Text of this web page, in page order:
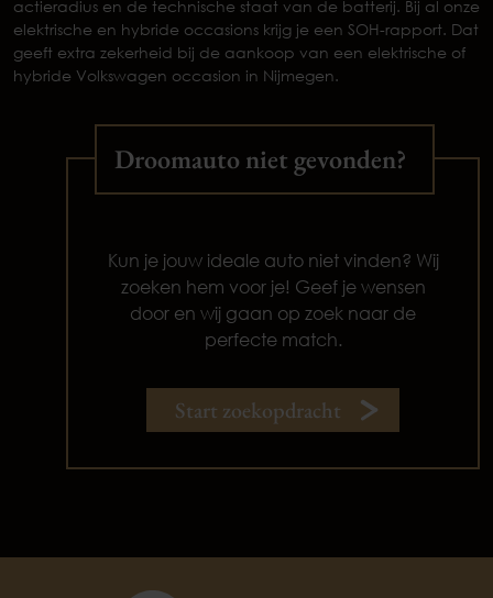
actieradius en de technische staat van de batterij. Bij al onze
elektrische en hybride occasions krijg je een SOH-rapport. Dat
geeft extra zekerheid bij de aankoop van een elektrische of
hybride Volkswagen occasion in Nijmegen.
Droomauto niet gevonden?
Kun je jouw ideale auto niet vinden? Wij
zoeken hem voor je! Geef je wensen
door en wij gaan op zoek naar de
perfecte match.
Start zoekopdracht